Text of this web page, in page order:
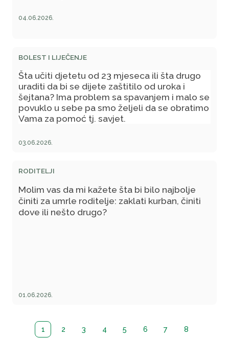
04.06.2026.
BOLEST I LIJEČENJE
Šta učiti djetetu od 23 mjeseca ili šta drugo
uraditi da bi se dijete zaštitilo od uroka i
šejtana? Ima problem sa spavanjem i malo se
povuklo u sebe pa smo željeli da se obratimo
Vama za pomoć tj. savjet.
03.06.2026.
RODITELJI
Molim vas da mi kažete šta bi bilo najbolje
činiti za umrle roditelje: zaklati kurban, činiti
dove ili nešto drugo?
01.06.2026.
1 2 3 4 5 6 7
8